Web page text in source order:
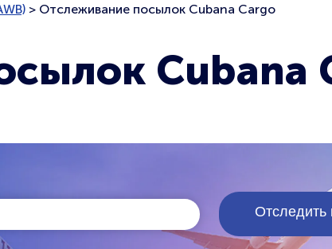
> Отслеживание посылок Cubana Cargo
Cubana